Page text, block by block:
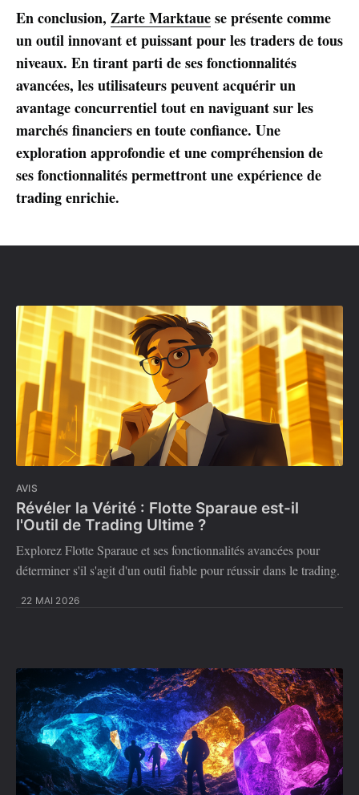
En conclusion, Zarte Marktauese présente comme
un outil innovant et puissant pour les traders de tous
niveaux. En tirant parti de ses fonctionnalités
avancées, les utilisateurs peuvent acquérir un
avantage concurrentiel tout en naviguant sur les
marchés financiers en toute confiance. Une
exploration approfondie et une compréhension de
ses fonctionnalités permettront une expérience de
trading enrichie.
AVIS
Révéler la Vérité : Flotte Sparaue est-il
l'Outil de Trading Ultime ?
Explorez Flotte Sparaue et ses fonctionnalités avancées pour
déterminer s'il s'agit d'un outil fiable pour réussir dans le trading.
22 MAI 2026